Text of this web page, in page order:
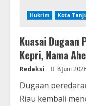
Hukrim Kota
Kuasai Dugaan
Kepri, Nama
Redaksi 8 Juni
Dugaan
Riau kembali